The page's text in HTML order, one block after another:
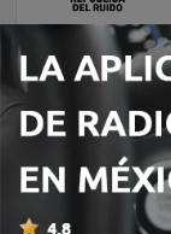
Republica del Ruido